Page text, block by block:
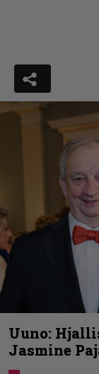
Uuno:
Jasmine